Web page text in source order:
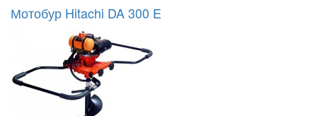
Мотобур Hitachi DA 300 E